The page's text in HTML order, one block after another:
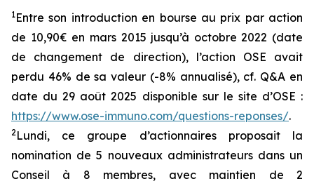
1Entre son introduction en bourse au prix par action
de 10,90€ en mars 2015 jusqu’à octobre 2022 (date
de changement de direction), l’action OSE avait
perdu 46% de sa valeur (-8% annualisé), cf. Q&A en
date du 29 août 2025 disponible sur le site d’OSE :
https://www.ose-immuno.com/questions-reponses/.
2Lundi, ce groupe d’actionnaires proposait la
nomination de 5 nouveaux administrateurs dans un
Conseil à 8 membres, avec maintien de 2